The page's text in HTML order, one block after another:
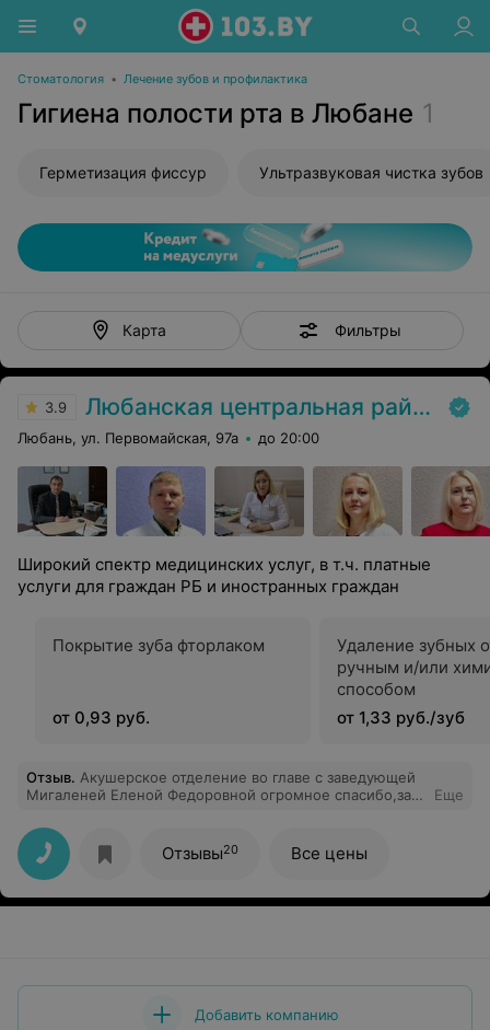
Стоматология • Лечение зубов и профилактика
Гигиена полости рта в Любане 1
Герметизация фиссур Ультразвуковая чистка зубов
Карта Фильтры
3.9 Любанская центральная районная больница
Любань, ул. Первомайская, 97а до 20:00
Широкий спектр медицинских услуг, в т.ч. платные
услуги для граждан РБ и иностранных граждан
Покрытие зуба фторлаком
от 0,93 руб.
Удаление зубных
ручным и/или
способом
от 1,33 руб./зуб
Отзыв. Акушерское отделение во главе с заведующей
Мигаленей Еленой Федоровной огромное спасибо,за
начиная от санитарки до врачей это люди, которые
находятся на своём месте, отзывчивые, грамотные.
Еще
Отзывы20 Все цены
Добавить компанию